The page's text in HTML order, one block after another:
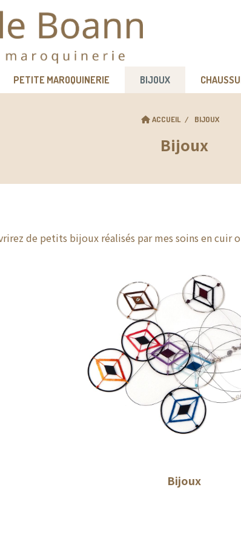
PETITE MAROQUINERIE BIJOUX
ACCUEIL BIJOUX
Bijoux
de petits bijoux réalisés par mes soins en cuir
Bijoux